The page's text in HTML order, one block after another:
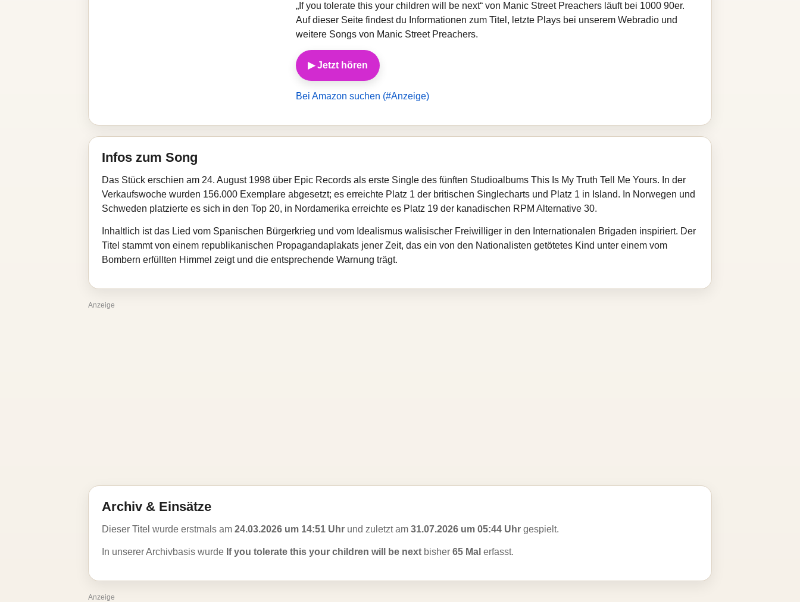
„If you tolerate this your children will be next“ von Manic Street Preachers läuft bei 1000 90er.
Auf dieser Seite findest du Informationen zum Titel, letzte Plays bei unserem Webradio und
weitere Songs von Manic Street Preachers.
▶ Jetzt hören
Bei Amazon suchen (#Anzeige)
Infos zum Song
Das Stück erschien am 24. August 1998 über Epic Records als erste Single des fünften Studioalbums This Is My Truth Tell Me Yours. In der
Verkaufswoche wurden 156.000 Exemplare abgesetzt; es erreichte Platz 1 der britischen Singlecharts und Platz 1 in Island. In Norwegen und
Schweden platzierte es sich in den Top 20, in Nordamerika erreichte es Platz 19 der kanadischen RPM Alternative 30.
Inhaltlich ist das Lied vom Spanischen Bürgerkrieg und vom Idealismus walisischer Freiwilliger in den Internationalen Brigaden inspiriert. Der
Titel stammt von einem republikanischen Propagandaplakats jener Zeit, das ein von den Nationalisten getötetes Kind unter einem vom
Bombern erfüllten Himmel zeigt und die entsprechende Warnung trägt.
Anzeige
Archiv & Einsätze
Dieser Titel wurde erstmals am 24.03.2026 um 14:51 Uhr und zuletzt am 31.07.2026 um 05:44 Uhr gespielt.
In unserer Archivbasis wurde If you tolerate this your children will be next bisher 65 Mal erfasst.
Anzeige